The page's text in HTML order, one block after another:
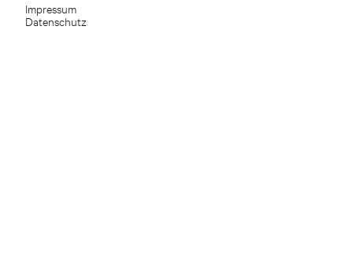
Impressum
Datenschutz